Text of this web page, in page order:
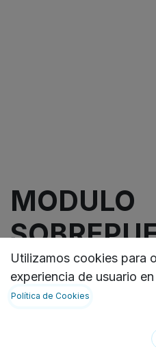
MODULO
Módulo de sobrepuente
ancho x 9 7/16" alto x 7
Utilizamos cookies para
experiencia de usuario
Política de Cookies